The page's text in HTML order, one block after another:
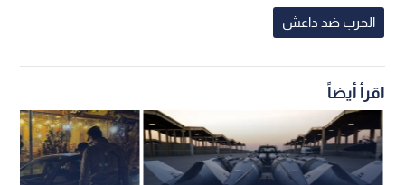
الحرب ضد داعش
اقرأ أيضاً